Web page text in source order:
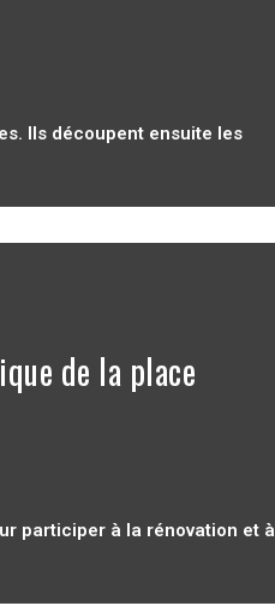
Ils découpent ensuite les
de la place
participer à la rénovation et à